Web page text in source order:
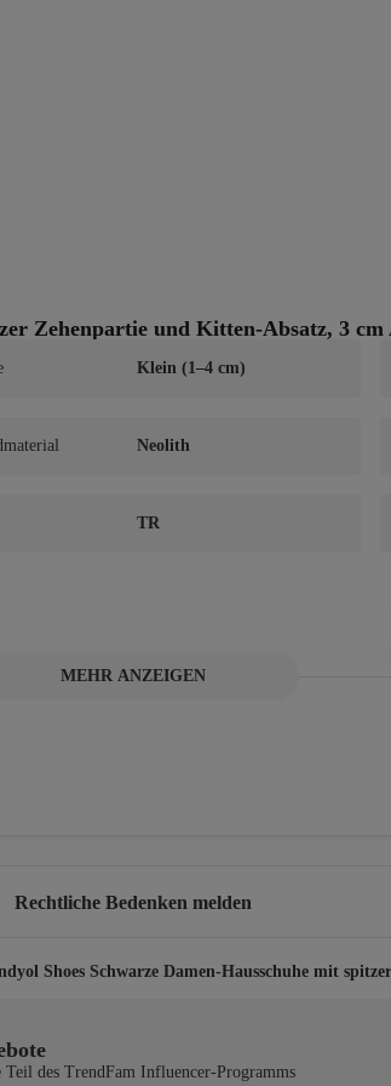
Zehenpartie und Kitten-Absatz, 3
Klein (1–4 cm)
Neolith
TR
im Trockner trocknen. Bei mittlerer Temperatur
MEHR ANZEIGEN
Rechtliche Bedenken melden
Shoes Schwarze Damen-Hausschuhe mit
Teil des TrendFam Influencer-Programms